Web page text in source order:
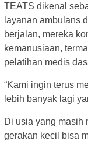
TEATS dikenal
layanan ambulans
berjalan, mereka
kemanusiaan,
pelatihan medis
“Kami ingin terus
lebih banyak lagi
Di usia yang masih
gerakan kecil bisa